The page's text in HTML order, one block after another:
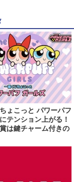
ょこっと パワーパフ
テンション上がる！
は鍵チャーム付きの
シャルセット